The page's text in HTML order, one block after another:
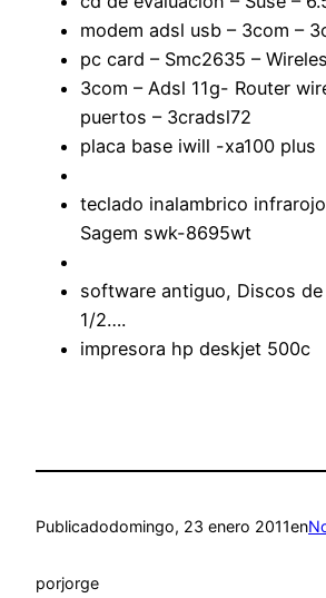
modem adsl usb – 3com –
pc card – Smc2635 –
3com – Adsl 11g- Router
puertos – 3cradsl72
placa base iwill -xa100 plus
teclado inalambrico
Sagem swk-8695wt
software antiguo, Discos
1/2….
impresora hp deskjet 500c
Publicadodomingo, 23 enero 2011en
porjorge